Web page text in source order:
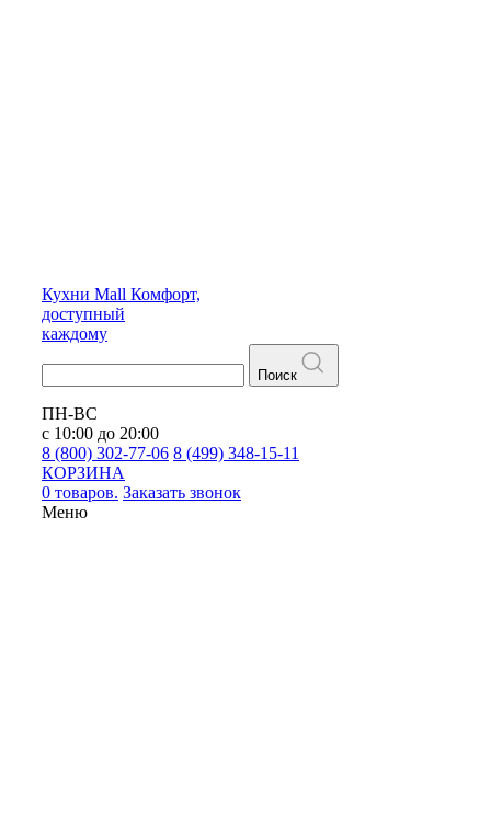
Кухни Mall Комфорт,
доступный
каждому
Поиск
ПН-ВС
с 10:00 до 20:00
8 (800) 302-77-06 8 (499) 348-15-11
КОРЗИНА
0 товаров. Заказать звонок
Меню